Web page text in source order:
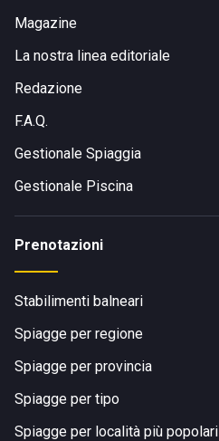
Magazine
La nostra linea editoriale
Redazione
F.A.Q.
Gestionale Spiaggia
Gestionale Piscina
Prenotazioni
Stabilimenti balneari
Spiagge per regione
Spiagge per provincia
Spiagge per tipo
Spiagge per località più popolari